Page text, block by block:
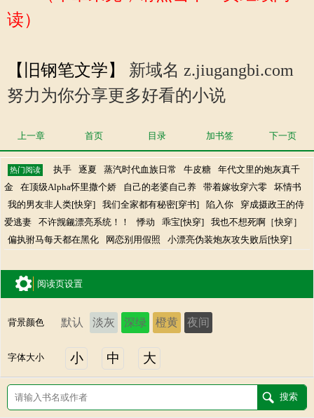
读）
【旧钢笔文学】
新域名 z.jiugangbi.com
努力为你分享更多好看的小说
上一章 首页 目录 加书签 下一页
热门阅读 执手 逐夏 蒸汽时代血族日常 牛皮糖
年代文里的炮灰真千
金
在顶级Alpha怀里撒个娇 自己的老婆自己养 带着嫁妆穿六零
坏情书
我的男友非人类[快穿]
我们全家都有秘密[穿书] 陷入你
穿成摄政王的侍
爱逃妻
不许觊觎漂亮系统！！ 悸动 乖宝[快穿]
我也不想死啊［快穿］
偏执驸马每天都在黑化
网恋别用假照 小漂亮伪装炮灰攻失败后[快穿]
阅读页设置
背景颜色 默认 淡灰 深绿 橙黄 夜间
字体大小 小 中 大